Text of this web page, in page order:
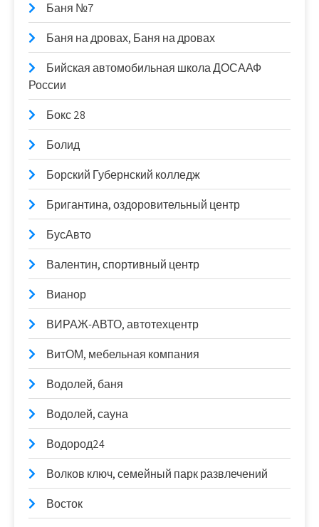
Баня №7
Баня на дровах, Баня на дровах
Бийская автомобильная школа ДОСААФ
России
Бокс 28
Болид
Борский Губернский колледж
Бригантина, оздоровительный центр
БусАвто
Валентин, спортивный центр
Вианор
ВИРАЖ-АВТО, автотехцентр
ВитОМ, мебельная компания
Водолей, баня
Водолей, сауна
Водород24
Волков ключ, семейный парк развлечений
Восток